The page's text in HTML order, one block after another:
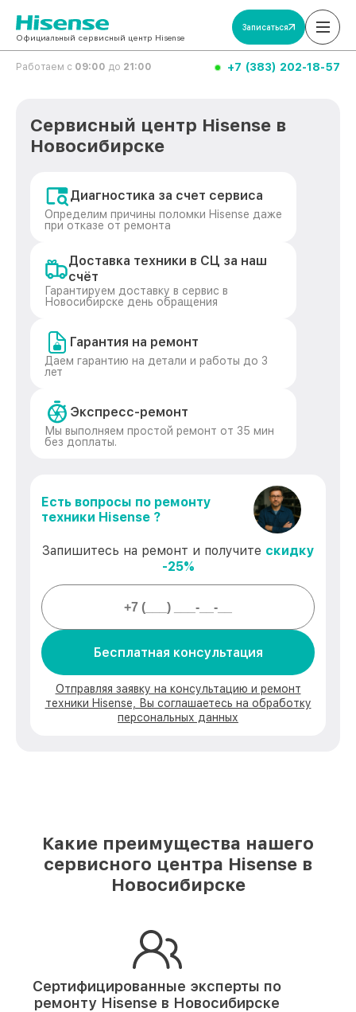
Официальный сервисный центр Hisense
Записаться
Работаем с 09:00 до 21:00 +7 (383) 202-18-57
Сервисный центр Hisense в
Новосибирске
Диагностика за счет сервиса
Определим причины поломки Hisense даже
при отказе от ремонта
Доставка техники в СЦ за наш
счёт
Гарантируем доставку в сервис в
Новосибирске день обращения
Гарантия на ремонт
Даем гарантию на детали и работы до 3
лет
Экспресс-ремонт
Мы выполняем простой ремонт от 35 мин
без доплаты.
Есть вопросы по ремонту
техники Hisense ?
Запишитесь на ремонт и получите скидку
-25%
Бесплатная консультация
Отправляя заявку на консультацию и ремонт
техники Hisense, Вы соглашаетесь на обработку
персональных данных
Какие преимущества нашего
сервисного центра Hisense в
Новосибирске
Сертифицированные эксперты по
ремонту Hisense в Новосибирске